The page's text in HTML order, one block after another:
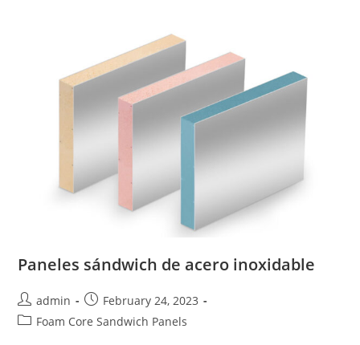
Paneles sándwich de acero inoxidable
Post
author:
admin
Post
published:
February 24, 2023
PostFoam Core Sandwich Panels